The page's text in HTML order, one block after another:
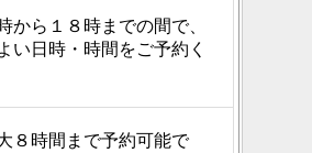
から１８時までの間で、
い日時・時間をご予約く
８時間まで予約可能で